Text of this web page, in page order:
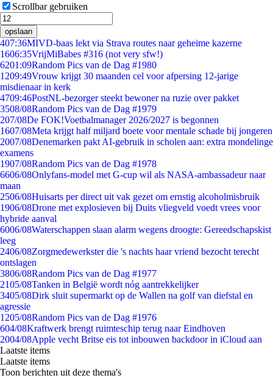
Scrollbar gebruiken
opslaan
407:36MIVD-baas lekt via Strava routes naar geheime kazerne
1606:35VrijMiBabes #316 (not very sfw!)
6201:09Random Pics van de Dag #1980
1209:49Vrouw krijgt 30 maanden cel voor afpersing 12-jarige
misdienaar in kerk
4709:46PostNL-bezorger steekt bewoner na ruzie over pakket
3508/08Random Pics van de Dag #1979
207/08De FOK!Voetbalmanager 2026/2027 is begonnen
1607/08Meta krijgt half miljard boete voor mentale schade bij jongeren
2007/08Denemarken pakt AI-gebruik in scholen aan: extra mondelinge
examens
1907/08Random Pics van de Dag #1978
6606/08Onlyfans-model met G-cup wil als NASA-ambassadeur naar
maan
2506/08Huisarts per direct uit vak gezet om ernstig alcoholmisbruik
1906/08Drone met explosieven bij Duits vliegveld voedt vrees voor
hybride aanval
6006/08Waterschappen slaan alarm wegens droogte: Gereedschapskist
leeg
2406/08Zorgmedewerkster die 's nachts haar vriend bezocht terecht
ontslagen
3806/08Random Pics van de Dag #1977
2105/08Tanken in België wordt nóg aantrekkelijker
3405/08Dirk sluit supermarkt op de Wallen na golf van diefstal en
agressie
1205/08Random Pics van de Dag #1976
604/08Kraftwerk brengt ruimteschip terug naar Eindhoven
2004/08Apple vecht Britse eis tot inbouwen backdoor in iCloud aan
Laatste items
Laatste items
Toon berichten uit deze thema's